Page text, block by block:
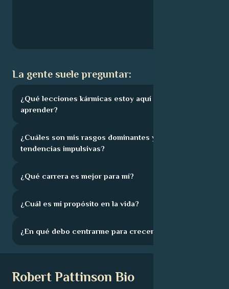
La gente suele preguntar:
¿Qué lecciones kármicas estoy aquí para
aprender?
¿Cuáles son mis rasgos dominantes y mis
tendencias impulsivas?
¿Qué carrera es mejor para mí?
¿Cuál es mi propósito en la vida?
¿En qué debo centrarme para crecer?
Robert Pattinson Bio